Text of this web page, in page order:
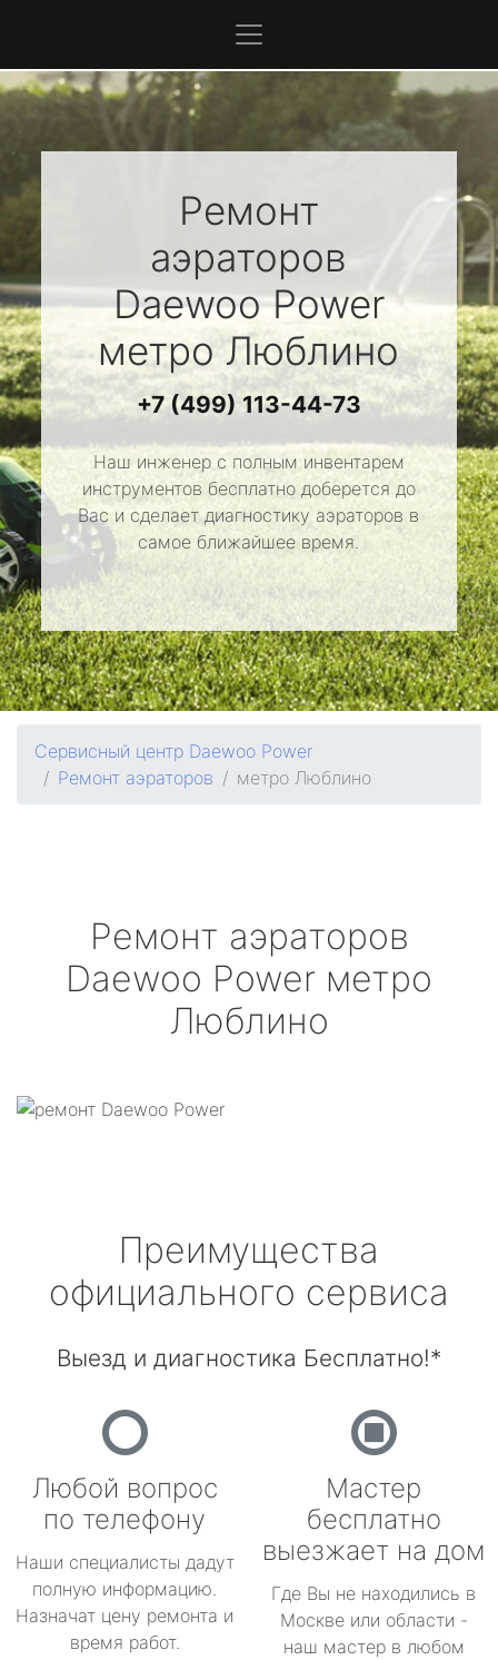
Ремонт
аэраторов
Daewoo Power
метро Люблино
+7 (499) 113-44-73
Наш инженер с полным инвентарем
инструментов бесплатно доберется до
Вас и сделает диагностику аэраторов в
самое ближайшее время.
Сервисный центр Daewoo Power
Ремонт аэраторов
метро Люблино
Ремонт аэраторов
Daewoo Power метро
Люблино
Преимущества
официального сервиса
Выезд и диагностика Бесплатно!*
Любой вопрос
по телефону
Наши специалисты дадут
полную информацию.
Назначат цену ремонта и
время работ.
Мастер
бесплатно
выезжает на дом
Где Вы не находились в
Москве или области -
наш мастер в любом